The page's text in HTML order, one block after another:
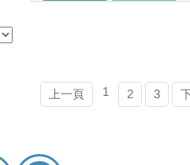
上一頁 1 2 3